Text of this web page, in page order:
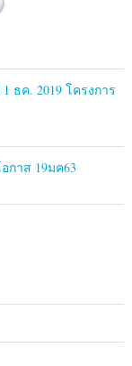
ธค. 2019 โครงการ
กาส 19มค63